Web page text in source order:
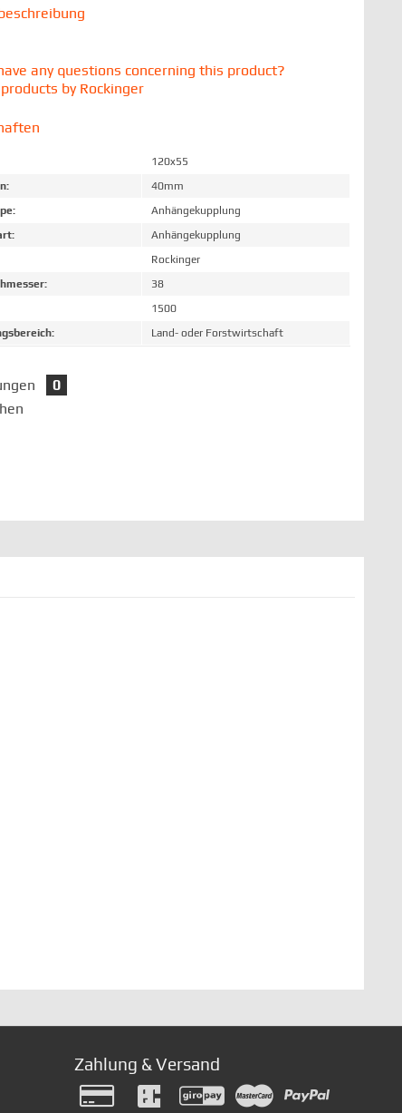
any questions concerning this product?
by Rockinger
120x55
40mm
Anhängekupplung
Anhängekupplung
Rockinger
38
1500
Land- oder Forstwirtschaft
0
Zahlung & Versand